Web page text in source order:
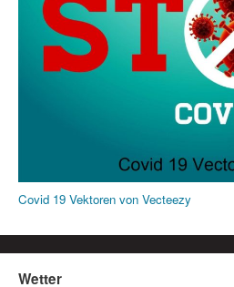
Covid 19 Vektoren von Vecteezy
Wetter